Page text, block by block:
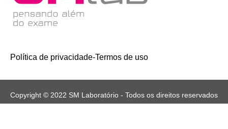
Política de privacidade-Termos de uso
Copyright © 2022 SM Laboratório - Todos os direitos reservados